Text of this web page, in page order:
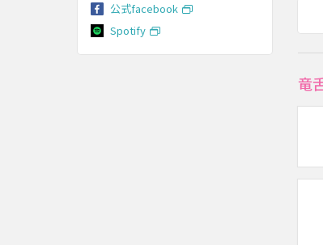
竜
公式facebook
Spotify